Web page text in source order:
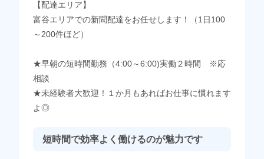
【配達エリア】
富谷エリアでの新聞配達をお任せします！（1日100
～200件ほど）
★早朝の短時間勤務（4:00～6:00)実働２時間 ※応
相談
★未経験者大歓迎！１か月もあればお仕事に慣れます
よ◎
短時間で効率よく働けるのが魅力です